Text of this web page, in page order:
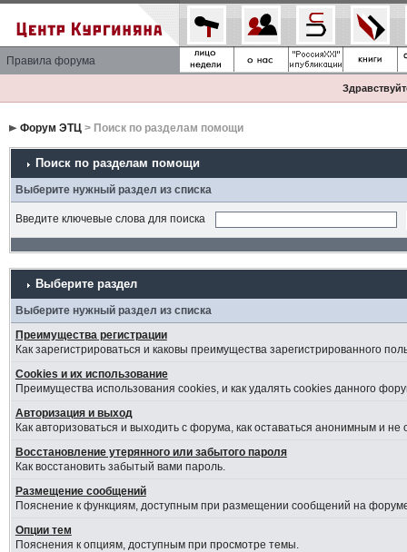
Правила форума
Форум ЭТЦ> Поиск по разделам помощи
Поиск по разделам помощи
Выберите нужный раздел из списка
Введите ключевые слова для поиска
Выберите раздел
Выберите нужный раздел из списка
Преимущества регистрации
Как зарегистрироваться и каковы преимущества зарегистрированного
Cookies и их использование
Преимущества использования cookies, и как удалять cookies данного
Авторизация и выход
Как авторизоваться и выходить с форума, как оставаться анонимным и
Восстановление утерянного или забытого пароля
Как восстановить забытый вами пароль.
Размещение сообщений
Пояснение к функциям, доступным при размещении сообщений на
Опции тем
Пояснения к опциям, доступным при просмотре темы.